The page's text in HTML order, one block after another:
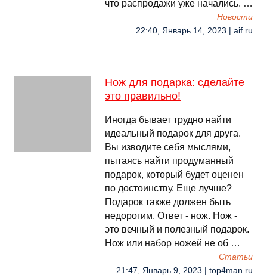
что распродажи уже начались. …
Новости
22:40, Январь 14, 2023 | aif.ru
Нож для подарка: сделайте
это правильно!
Иногда бывает трудно найти
идеальный подарок для друга.
Вы изводите себя мыслями,
пытаясь найти продуманный
подарок, который будет оценен
по достоинству. Еще лучше?
Подарок также должен быть
недорогим. Ответ - нож. Нож -
это вечный и полезный подарок.
Нож или набор ножей не об …
Cтатьи
21:47, Январь 9, 2023 | top4man.ru